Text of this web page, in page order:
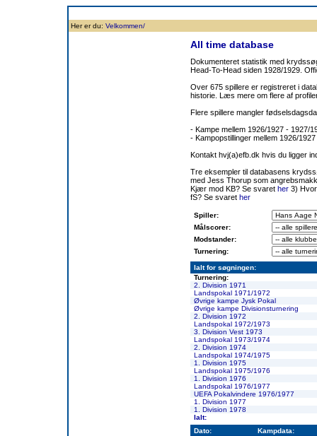
Her er du: Velkommen/
All time database
Dokumenteret statistik med
Head-To-Head siden 1928/1929.
Over 675 spillere er registreret i
historie. Læs mere om flere af
Flere spillere mangler
- Kampe mellem 1926/1927 - 1927/
- Kampopstillinger mellem 1926/
Kontakt hvj(a)efb.dk hvis du ligger
Tre eksempler til databasens
med Jess Thorup som
Kjær mod KB? Se svaret her 3)
fS? Se svaret her
Spiller:
Målscorer:
Modstander:
Turnering:
Ialt for søgningen:
Turnering:
2. Division 1971
Landspokal 1971/1972
Øvrige kampe Jysk Pokal
Øvrige kampe Divisionsturnering
2. Division 1972
Landspokal 1972/1973
3. Division Vest 1973
Landspokal 1973/1974
2. Division 1974
Landspokal 1974/1975
1. Division 1975
Landspokal 1975/1976
1. Division 1976
Landspokal 1976/1977
UEFA Pokalvindere 1976/1977
1. Division 1977
1. Division 1978
Ialt:
Dato:
Kampdata: